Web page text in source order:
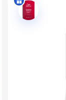
test
použitím
výrobok